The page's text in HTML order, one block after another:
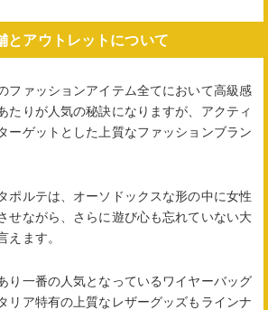
とアウトレットについて
ファッションアイテム全てにおいて高級感
たりが人気の秘訣になりますが、アクティ
ーゲットとした上質なファッションブラン
ポルテは、オーソドックスな形の中に女性
せながら、さらに遊び心も忘れていない大
えます。
り一番の人気となっているワイヤーバッグ
リア特有の上質なレザーグッズもラインナ